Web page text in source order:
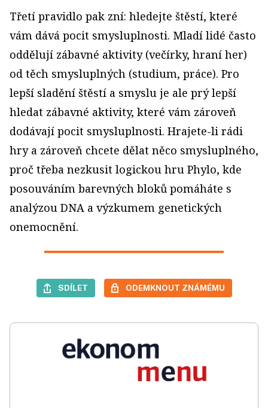
Třetí pravidlo pak zní: hledejte štěstí, které
vám dává pocit smysluplnosti. Mladí lidé často
oddělují zábavné aktivity (večírky, hraní her)
od těch smysluplných (studium, práce). Pro
lepší sladění štěstí a smyslu je ale prý lepší
hledat zábavné aktivity, které vám zároveň
dodávají pocit smysluplnosti. Hrajete-li rádi
hry a zároveň chcete dělat něco smysluplného,
proč třeba nezkusit logickou hru Phylo, kde
posouváním barevných bloků pomáháte s
analýzou DNA a výzkumem genetických
onemocnění.
SDÍLET ODEMKNOUT ZNÁMÉMU